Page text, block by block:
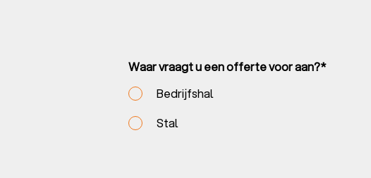
Waar vraagt u een offerte voor aan?*
Bedrijfshal
Stal